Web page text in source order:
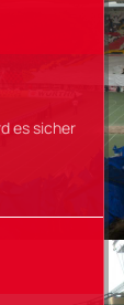
es sicher